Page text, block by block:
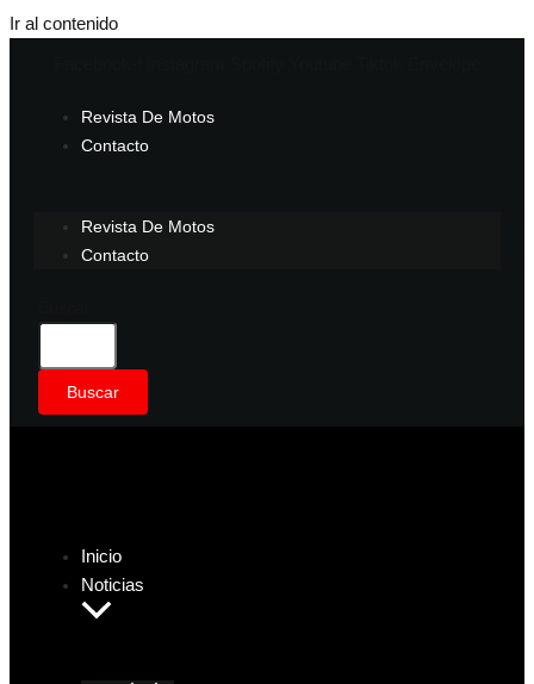
Ir al contenido
Revista De Motos
Contacto
Revista De Motos
Contacto
Buscar
Inicio
Noticias